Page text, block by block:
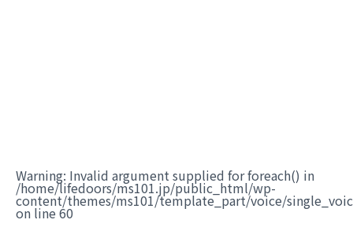
Warning: Invalid argument supplied for foreach() in
/home/lifedoors/ms101.jp/public_html/wp-
content/themes/ms101/template_part/voice/
on line 60